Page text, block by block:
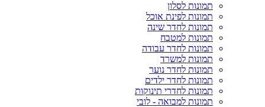
תמונות לסלון
תמונות לפינת אוכל
תמונות לחדר שינה
תמונות למטבח
תמונות לחדר עבודה
תמונות למשרד
תמונות לחדר נוער
תמונות לחדר ילדים
תמונות לחדרי תינוקות
תמונות למבואה - לובי